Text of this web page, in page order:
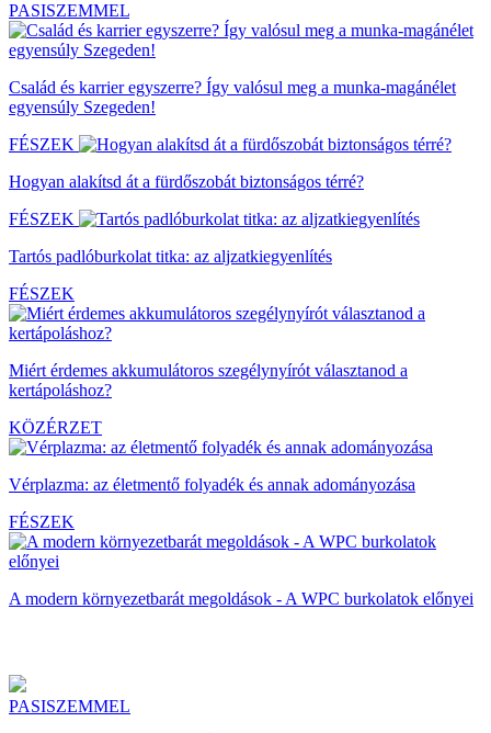
PASISZEMMEL
Család és karrier egyszerre? Így valósul meg a munka-magánélet
egyensúly Szegeden!
FÉSZEK
Hogyan alakítsd át a fürdőszobát biztonságos térré?
FÉSZEK
Tartós padlóburkolat titka: az aljzatkiegyenlítés
FÉSZEK
Miért érdemes akkumulátoros szegélynyírót választanod a
kertápoláshoz?
KÖZÉRZET
Vérplazma: az életmentő folyadék és annak adományozása
FÉSZEK
A modern környezetbarát megoldások - A WPC burkolatok előnyei
PASISZEMMEL